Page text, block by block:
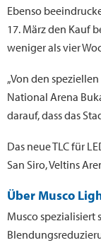
Ebenso
17. März den Kauf
weniger als vier
„Von den
National Arena
darauf, dass das
Das neue TLC für
San Siro, Veltins
Über Musco
Musco